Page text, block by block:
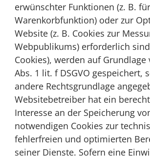
erwünschter Funktionen (z. B.
Warenkorbfunktion) oder zur
Website (z. B. Cookies zur
Webpublikums) erforderlich
Cookies), werden auf Grundlage
Abs. 1 lit. f DSGVO gespeichert,
andere Rechtsgrundlage
Websitebetreiber hat ein
Interesse an der Speicherung
notwendigen Cookies zur
fehlerfreien und optimierten
seiner Dienste. Sofern eine